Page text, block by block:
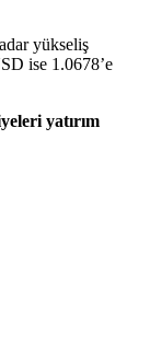
yükseliş
ise 1.0678’e
yatırım